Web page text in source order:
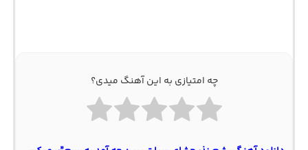
چه امتیازی به این آهنگ میدی؟